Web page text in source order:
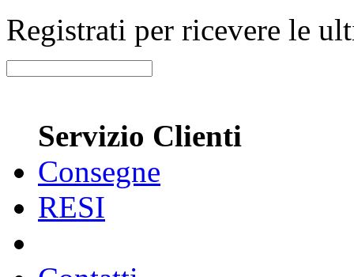
Registrati per ricevere le
Servizio Clienti
Consegne
RESI